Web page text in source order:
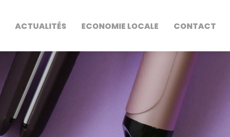
ACTUALITÉS ECONOMIE LOCALE CONTACT